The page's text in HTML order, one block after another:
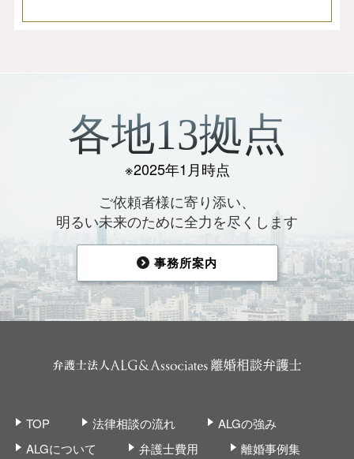
各地13拠点
※2025年1月時点
ご依頼者様に寄り添い、
明るい未来のために全力を尽くします
事務所案内
TOP 法律相談の流れ
ALGの強み
ALGについて
弁護士費用
離婚事例集